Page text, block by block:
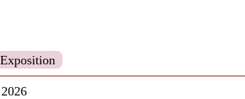
Exposition